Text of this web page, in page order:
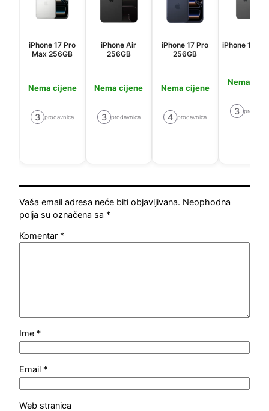
iPhone 17 Pro
Max 256GB
Nema cijene
3 prodavnica
iPhone Air
256GB
Nema cijene
3 prodavnica
iPhone 17 Pro
256GB
Nema cijene
4 prodavnica
iPhone 17
Nema
3
Vaša email adresa neće biti objavljivana. Neophodna
polja su označena sa *
Komentar *
Ime *
Email *
Web stranica